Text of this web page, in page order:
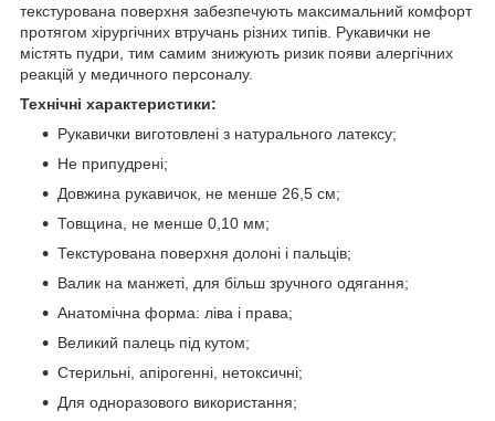
текстурована поверхня забезпечують максимальний комфорт
протягом хірургічних втручань різних типів. Рукавички не
містять пудри, тим самим знижують ризик появи алергічних
реакцій у медичного персоналу.
Технічні характеристики:
Рукавички виготовлені з натурального латексу;
Не припудрені;
Довжина рукавичок, не менше 26,5 см;
Товщина, не менше 0,10 мм;
Текстурована поверхня долоні і пальців;
Валик на манжеті, для більш зручного одягання;
Анатомічна форма: ліва і права;
Великий палець під кутом;
Стерильні, апірогенні, нетоксичні;
Для одноразового використання;